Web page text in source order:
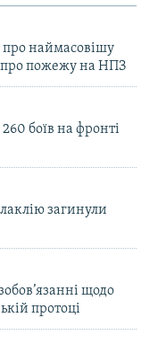
про наймасовішу
про пожежу на НПЗ
боїв на фронті
загинули
щодо
протоці